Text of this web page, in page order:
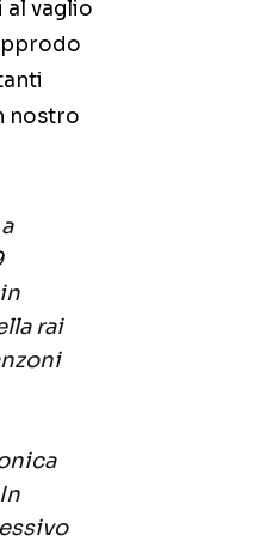
al vaglio
nostro
rai